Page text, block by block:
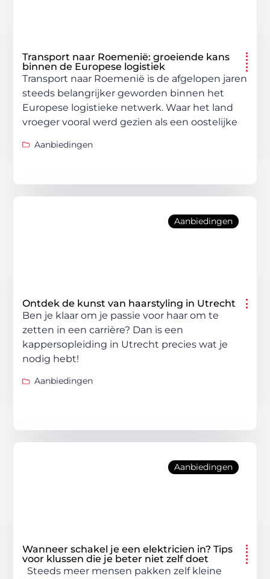
Transport naar Roemenië: groeiende kans
binnen de Europese logistiek
Transport naar Roemenië is de afgelopen jaren
steeds belangrijker geworden binnen het
Europese logistieke netwerk. Waar het land
vroeger vooral werd gezien als een oostelijke
Aanbiedingen
Aanbiedingen
Ontdek de kunst van haarstyling in Utrecht
Ben je klaar om je passie voor haar om te
zetten in een carrière? Dan is een
kappersopleiding in Utrecht precies wat je
nodig hebt!
Aanbiedingen
Aanbiedingen
Wanneer schakel je een elektricien in? Tips
voor klussen die je beter niet zelf doet
Steeds meer mensen pakken zelf kleine